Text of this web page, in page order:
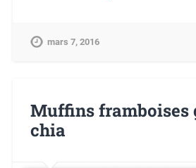
mars 7, 2016
Muffins framboises
chia